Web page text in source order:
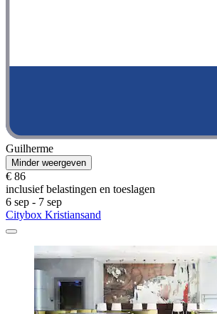
Guilherme
Minder weergeven
€ 86
inclusief belastingen en toeslagen
6 sep - 7 sep
Citybox Kristiansand